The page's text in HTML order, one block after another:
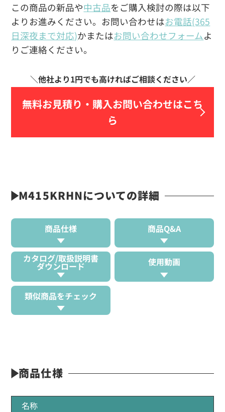
この商品の新品や中古品をご購入検討の際は以下
よりお進みください。お問い合わせはお電話(365
日深夜まで対応)かまたはお問い合わせフォームよ
りご連絡ください。
無料お見積り・ 購入お問い合わせはこち
ら
M415KRHNについての詳細
商品仕様 商品Q&A
カタログ/取扱説明書
ダウンロード 使用動画
類似商品をチェック
商品仕様
名称